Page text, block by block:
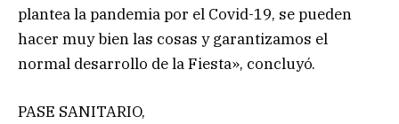
plantea la pandemia por el Covid-19, se pueden
hacer muy bien las cosas y garantizamos el
normal desarrollo de la Fiesta», concluyó.
PASE SANITARIO,